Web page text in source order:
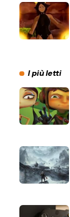
I più letti